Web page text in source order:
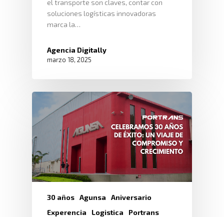
el transporte son claves, contar con
soluciones logísticas innovadoras
marca la…
Agencia Digitally
marzo 18, 2025
30 años Agunsa
Aniversario
Experencia
Logistica
Portrans